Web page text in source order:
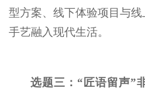
型方案、线下体验项目与
手艺融入现代生活。
选题三：“匠语留声”